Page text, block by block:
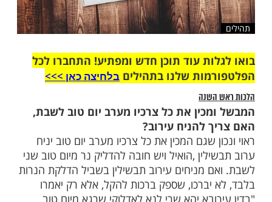
עוד תוכן חדש ומפתיע! התחברו לכל
שלנו בתהיליםבלחיצה כאן >>>​